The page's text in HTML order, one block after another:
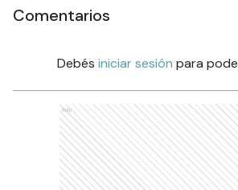
Comentarios
Debés iniciar sesión para
Ads